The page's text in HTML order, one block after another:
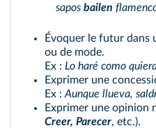
sapos bailen
Évoquer le futur dans
ou de mode.
Ex : Lo haré como
Exprimer une
Ex : Aunque llueva,
Exprimer une opinion
Creer, Parecer, etc.).